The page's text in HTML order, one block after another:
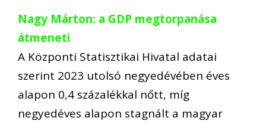
Nagy Márton: a GDP megtorpanása
átmeneti
A Központi Statisztikai Hivatal adatai
szerint 2023 utolsó negyedévében éves
alapon 0,4 százalékkal nőtt, míg
negyedéves alapon stagnált a magyar